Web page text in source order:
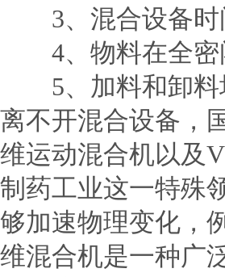
3、混合设备时
4、物料在全密
5、加料和卸料
离不开混合设备，
维运动混合机以及
制药工业这一特殊
够加速物理变化，
维混合机是一种广